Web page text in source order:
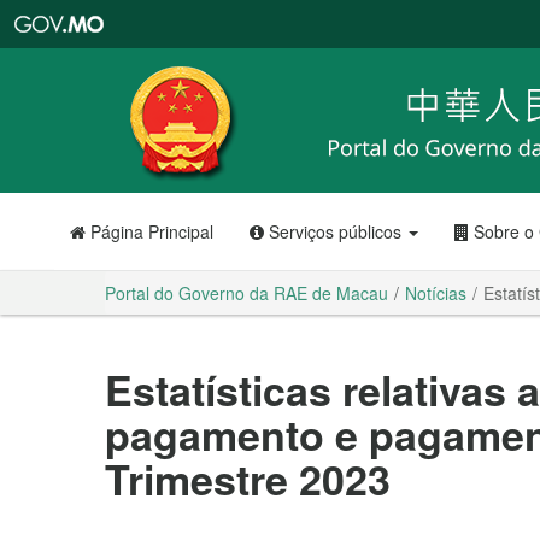
RAE
de
Macau
Página Principal Serviços públicos Sobre
Portal do Governo da RAE de Macau Notícias
Estatísticas relativas
pagamento e
Trimestre 2023